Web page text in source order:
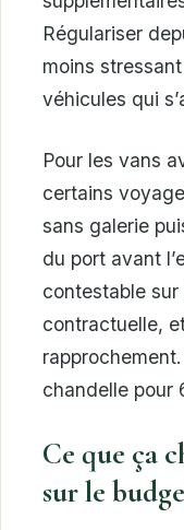
Régulariser
moins
véhicules qui
Pour les vans
certains
sans galerie
du port avant
contestable sur
contractuelle,
chandelle pour
Ce que ça
sur le